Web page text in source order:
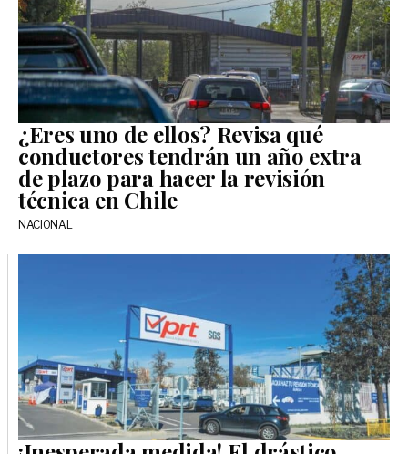
¿Eres uno de ellos? Revisa qué
conductores tendrán un año extra
de plazo para hacer la revisión
técnica en Chile
NACIONAL